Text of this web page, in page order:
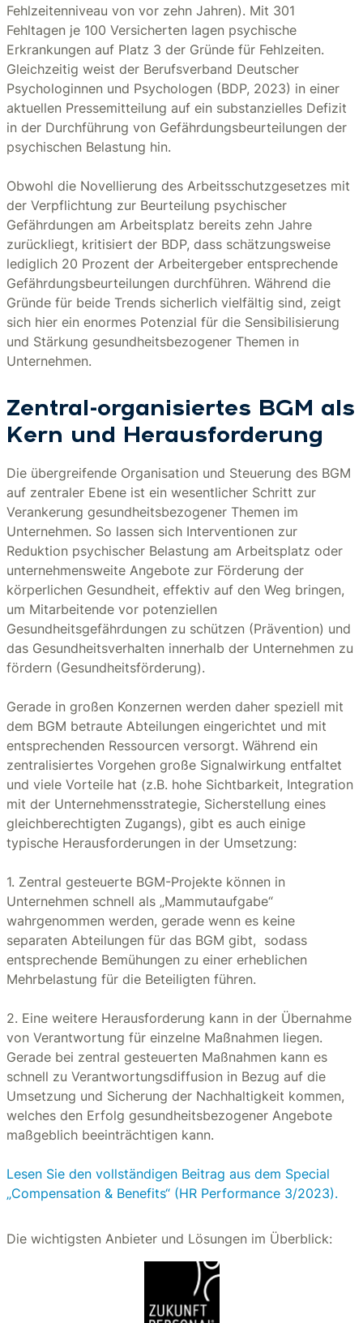
Fehlzeitenniveau von vor zehn Jahren). Mit 301
Fehltagen je 100 Versicherten lagen psychische
Erkrankungen auf Platz 3 der Gründe für Fehlzeiten.
Gleichzeitig weist der Berufsverband Deutscher
Psychologinnen und Psychologen (BDP, 2023) in einer
aktuellen Pressemitteilung auf ein substanzielles Defizit
in der Durchführung von Gefährdungsbeurteilungen der
psychischen Belastung hin.
Obwohl die Novellierung des Arbeitsschutzgesetzes mit
der Verpflichtung zur Beurteilung psychischer
Gefährdungen am Arbeitsplatz bereits zehn Jahre
zurückliegt, kritisiert der BDP, dass schätzungsweise
lediglich 20 Prozent der Arbeitergeber entsprechende
Gefährdungsbeurteilungen durchführen. Während die
Gründe für beide Trends sicherlich vielfältig sind, zeigt
sich hier ein enormes Potenzial für die Sensibilisierung
und Stärkung gesundheitsbezogener Themen in
Unternehmen.
Zentral-organisiertes BGM als
Kern und Herausforderung
Die übergreifende Organisation und Steuerung des BGM
auf zentraler Ebene ist ein wesentlicher Schritt zur
Verankerung gesundheitsbezogener Themen im
Unternehmen. So lassen sich Interventionen zur
Reduktion psychischer Belastung am Arbeitsplatz oder
unternehmensweite Angebote zur Förderung der
körperlichen Gesundheit, effektiv auf den Weg bringen,
um Mitarbeitende vor potenziellen
Gesundheitsgefährdungen zu schützen (Prävention) und
das Gesundheitsverhalten innerhalb der Unternehmen zu
fördern (Gesundheitsförderung).
Gerade in großen Konzernen werden daher speziell mit
dem BGM betraute Abteilungen eingerichtet und mit
entsprechenden Ressourcen versorgt. Während ein
zentralisiertes Vorgehen große Signalwirkung entfaltet
und viele Vorteile hat (z.B. hohe Sichtbarkeit, Integration
mit der Unternehmensstrategie, Sicherstellung eines
gleichberechtigten Zugangs), gibt es auch einige
typische Herausforderungen in der Umsetzung:
1. Zentral gesteuerte BGM-Projekte können in
Unternehmen schnell als „Mammutaufgabe“
wahrgenommen werden, gerade wenn es keine
separaten Abteilungen für das BGM gibt, sodass
entsprechende Bemühungen zu einer erheblichen
Mehrbelastung für die Beteiligten führen.
2. Eine weitere Herausforderung kann in der Übernahme
von Verantwortung für einzelne Maßnahmen liegen.
Gerade bei zentral gesteuerten Maßnahmen kann es
schnell zu Verantwortungsdiffusion in Bezug auf die
Umsetzung und Sicherung der Nachhaltigkeit kommen,
welches den Erfolg gesundheitsbezogener Angebote
maßgeblich beeinträchtigen kann.
Lesen Sie den vollständigen Beitrag aus dem Special
„Compensation & Benefits“ (HR Performance 3/2023).
Die wichtigsten Anbieter und Lösungen im Überblick: